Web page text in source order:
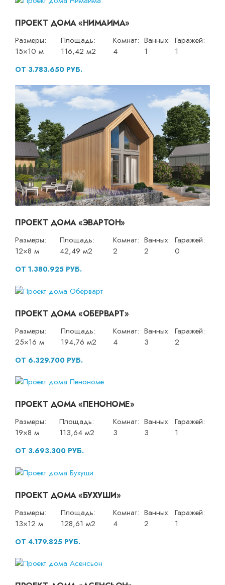
ПРОЕКТ ДОМА «НИМАИМА»
Размеры:
15×10 м
Площадь:
116,42 м2
Комнат:
4
Ванных:
1
Гаражей:
1
ОТ 3.783.650 РУБ.
ПРОЕКТ ДОМА «ЭВАРТОН»
Размеры:
12×8 м
Площадь:
42,49 м2
Комнат:
2
Ванных:
2
Гаражей:
0
ОТ 1.380.925 РУБ.
ПРОЕКТ ДОМА «ОБЕРВАРТ»
Размеры:
25×16 м
Площадь:
194,76 м2
Комнат:
4
Ванных:
3
Гаражей:
2
ОТ 6.329.700 РУБ.
ПРОЕКТ ДОМА «ПЕНОНОМЕ»
Размеры:
19×8 м
Площадь:
113,64 м2
Комнат:
3
Ванных:
3
Гаражей:
1
ОТ 3.693.300 РУБ.
ПРОЕКТ ДОМА «БУХУШИ»
Размеры:
13×12 м
Площадь:
128,61 м2
Комнат:
4
Ванных:
2
Гаражей:
1
ОТ 4.179.825 РУБ.